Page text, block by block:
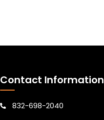
Contact Information
832-698-2040